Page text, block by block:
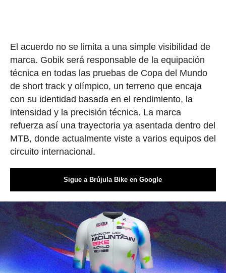
El acuerdo no se limita a una simple visibilidad de
marca. Gobik será responsable de la equipación
técnica en todas las pruebas de Copa del Mundo
de short track y olímpico, un terreno que encaja
con su identidad basada en el rendimiento, la
intensidad y la precisión técnica. La marca
refuerza así una trayectoria ya asentada dentro del
MTB, donde actualmente viste a varios equipos del
circuito internacional.
Sigue a Brújula Bike en Google